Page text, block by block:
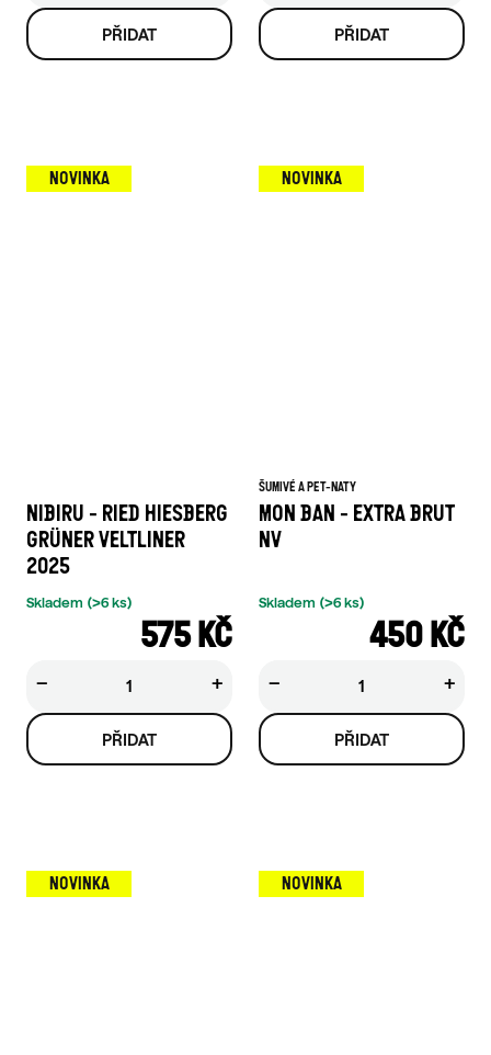
NOVINKA
NIBIRU - RIED HIESBERG
GRÜNER VELTLINER
2025
575 KČ
Skladem (>6 ks)
+
−
NOVINKA
ŠUMIVÉ A PET-NATY
MON BAN - EXTRA BRUT
NV
450 KČ
Skladem (>6 ks)
+
−
NOVINKA NOVINKA